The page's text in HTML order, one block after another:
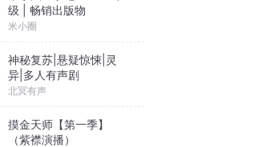
级 | 畅销出版物
米小圈
神秘复苏|悬疑惊悚|灵
异|多人有声剧
北冥有声
摸金天师【第一季】
（紫襟演播）